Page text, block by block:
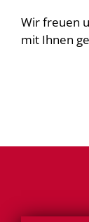
Wir freuen
mit Ihnen